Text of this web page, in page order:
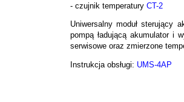
- czujnik temperatury CT-2
Uniwersalny moduł sterujący
pompą ładującą akumulator i
serwisowe oraz zmierzone
Instrukcja obsługi: UMS-4AP